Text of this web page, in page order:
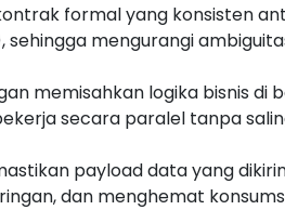
formal yang konsisten
mengurangi
memisahkan logika bisnis di
secara paralel tanpa
payload data yang
dan menghemat